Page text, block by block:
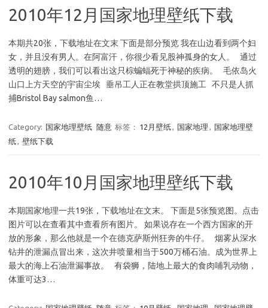
2010年12月国家地理壁纸下载
本期共20张，下载地址在文末 下面是部分预览 我在山边看到两个妇
女，并且没有男人。在阿富汗，你很少看见股神孤身的女人。 通过
透明的翅膀，我们可以看出这只棕蝙蝠死于神秘的疾病。 毛依岛火
山口上方天空的宇宙尘埃 垂吊工人正在教堂拱顶施工 不只是人抓
捕Bristol Bay salmon鱼…
Category: 国家地理壁纸 随意 标签： 12月壁纸, 国家地理 , 国家地理壁
纸, 壁纸下载
2010年10月国家地理壁纸下载
本期国家地理一共19张，下载地址在文末。 下面是5张预览图。点击
图片可以在查看其中查看所有图片。 如果说存在一个西方国家的开
放的形象，那么他就是一个在德克萨斯州狂奔的牛仔。 烟雾从深水
钻井的泄漏点冒出来，这次井喷量相当于500万桶石油。成为世界上
最大的海上石油泄漏事故。 有袋狮，陆地上最大的食肉哺乳动物，
体重可达3…